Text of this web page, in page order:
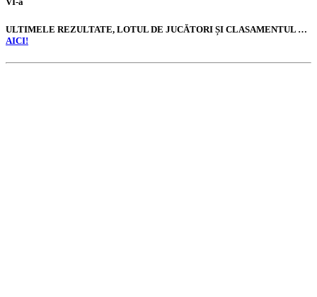
ULTIMELE REZULTATE, LOTUL DE JUCĂTORI ȘI CLASAMENTUL …
AICI!